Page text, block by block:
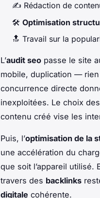
✍️ Rédaction de
🛠 Optimisation
🔝 Travail sur la
L’audit seo passe le site
mobile, duplication — rien
concurrence directe
inexploitées. Le choix
contenu créé vise les
Puis, l’optimisation de la
une accélération du
que soit l’appareil
travers des backlinks
digitale cohérente.